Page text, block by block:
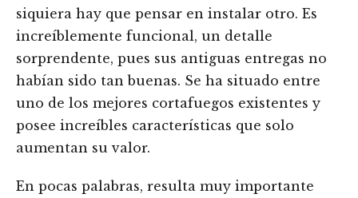
siquiera hay que pensar en instalar otro. Es
increíblemente funcional, un detalle
sorprendente, pues sus antiguas entregas no
habían sido tan buenas. Se ha situado entre
uno de los mejores cortafuegos existentes y
posee increíbles características que solo
aumentan su valor.
En pocas palabras, resulta muy importante